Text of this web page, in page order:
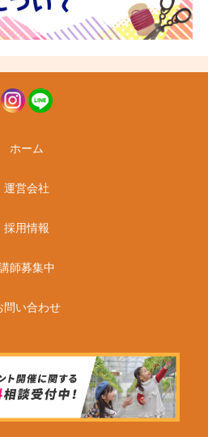
ホーム
運営会社
採用情報
師募集中
問い合わせ